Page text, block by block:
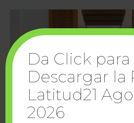
Da Click para
Descargar la
Latitud21
2026